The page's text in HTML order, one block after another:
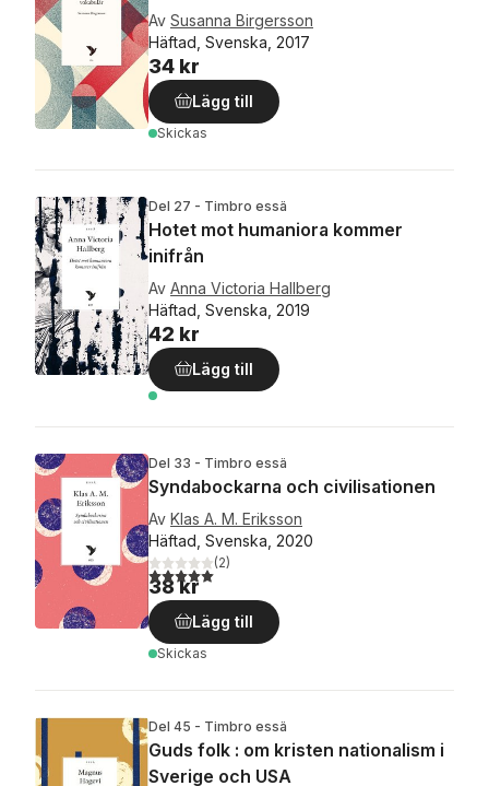
Av Susanna Birgersson
Häftad, Svenska, 2017
34 kr
Lägg till
Skickas
Del 27 - Timbro essä
Hotet mot humaniora kommer
inifrån
Av Anna Victoria Hallberg
Häftad, Svenska, 2019
42 kr
Lägg till
Del 33 - Timbro essä
Syndabockarna och civilisationen
Av Klas A. M. Eriksson
Häftad, Svenska, 2020
5,0utav 5 stjärnor. Totalt antal röster:
(2)
38 kr
Lägg till
Skickas
Del 45 - Timbro essä
Guds folk : om kristen nationalism i
Sverige och USA